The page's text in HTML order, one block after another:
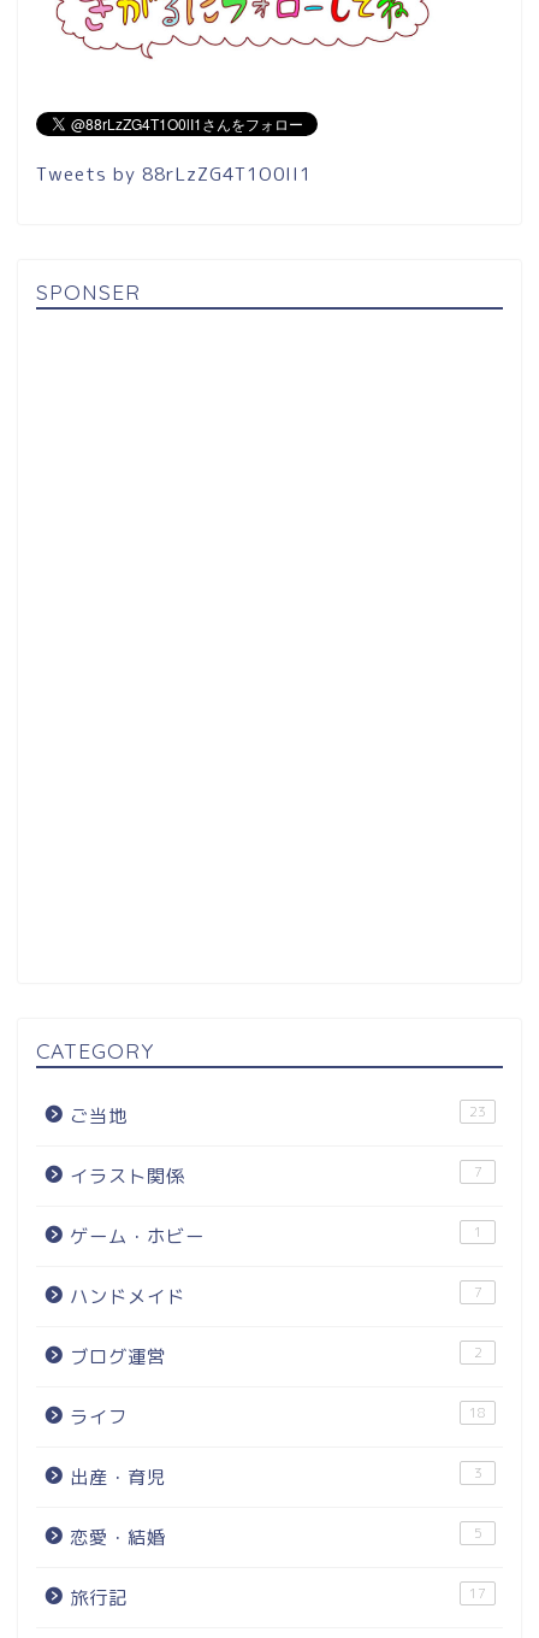
Tweets by 88rLzZG4T1O0lI1
SPONSER
CATEGORY
ご当地 23
イラスト関係 7
ゲーム・ホビー 1
ハンドメイド 7
ブログ運営 2
ライフ 18
出産・育児 3
恋愛・結婚 5
旅行記 17